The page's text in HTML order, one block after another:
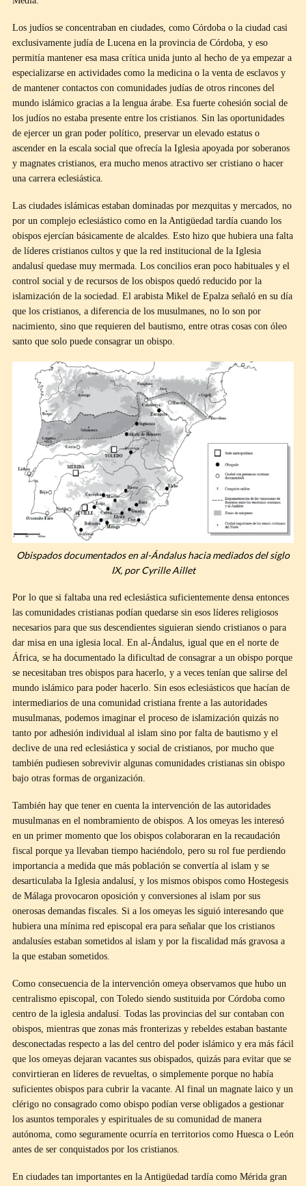
Los judíos se concentraban en ciudades, como Córdoba o la ciudad casi
exclusivamente judía de Lucena en la provincia de Córdoba, y eso
permitía mantener esa masa crítica unida junto al hecho de ya empezar a
especializarse en actividades como la medicina o la venta de esclavos y
de mantener contactos con comunidades judías de otros rincones del
mundo islámico gracias a la lengua árabe. Esa fuerte cohesión social de
los judíos no estaba presente entre los cristianos. Sin las oportunidades
de ejercer un gran poder político, preservar un elevado estatus o
ascender en la escala social que ofrecía la Iglesia apoyada por soberanos
y magnates cristianos, era mucho menos atractivo ser cristiano o hacer
una carrera eclesiástica.
Las ciudades islámicas estaban dominadas por mezquitas y mercados, no
por un complejo eclesiástico como en la Antigüedad tardía cuando los
obispos ejercían básicamente de alcaldes. Esto hizo que hubiera una falta
de líderes cristianos cultos y que la red institucional de la Iglesia
andalusí quedase muy mermada. Los concilios eran poco habituales y el
control social y de recursos de los obispos quedó reducido por la
islamización de la sociedad. El arabista Mikel de Epalza señaló en su día
que los cristianos, a diferencia de los musulmanes, no lo son por
nacimiento, sino que requieren del bautismo, entre otras cosas con óleo
santo que solo puede consagrar un obispo.
Obispados documentados en al-Ándalus hacia mediados del siglo
IX, por Cyrille Aillet
Por lo que si faltaba una red eclesiástica suficientemente densa entonces
las comunidades cristianas podían quedarse sin esos líderes religiosos
necesarios para que sus descendientes siguieran siendo cristianos o para
dar misa en una iglesia local. En al-Ándalus, igual que en el norte de
África, se ha documentado la dificultad de consagrar a un obispo porque
se necesitaban tres obispos para hacerlo, y a veces tenían que salirse del
mundo islámico para poder hacerlo. Sin esos eclesiásticos que hacían de
intermediarios de una comunidad cristiana frente a las autoridades
musulmanas, podemos imaginar el proceso de islamización quizás no
tanto por adhesión individual al islam sino por falta de bautismo y el
declive de una red eclesiástica y social de cristianos, por mucho que
también pudiesen sobrevivir algunas comunidades cristianas sin obispo
bajo otras formas de organización.
También hay que tener en cuenta la intervención de las autoridades
musulmanas en el nombramiento de obispos. A los omeyas les interesó
en un primer momento que los obispos colaboraran en la recaudación
fiscal porque ya llevaban tiempo haciéndolo, pero su rol fue perdiendo
importancia a medida que más población se convertía al islam y se
desarticulaba la Iglesia andalusí, y los mismos obispos como Hostegesis
de Málaga provocaron oposición y conversiones al islam por sus
onerosas demandas fiscales. Si a los omeyas les siguió interesando que
hubiera una mínima red episcopal era para señalar que los cristianos
andalusíes estaban sometidos al islam y por la fiscalidad más gravosa a
la que estaban sometidos.
Como consecuencia de la intervención omeya observamos que hubo un
centralismo episcopal, con Toledo siendo sustituida por Córdoba como
centro de la iglesia andalusí. Todas las provincias del sur contaban con
obispos, mientras que zonas más fronterizas y rebeldes estaban bastante
desconectadas respecto a las del centro del poder islámico y era más fácil
que los omeyas dejaran vacantes sus obispados, quizás para evitar que se
convirtieran en líderes de revueltas, o simplemente porque no había
suficientes obispos para cubrir la vacante. Al final un magnate laico y un
clérigo no consagrado como obispo podían verse obligados a gestionar
los asuntos temporales y espirituales de su comunidad de manera
autónoma, como seguramente ocurría en territorios como Huesca o León
antes de ser conquistados por los cristianos.
En ciudades tan importantes en la Antigüedad tardía como Mérida gran